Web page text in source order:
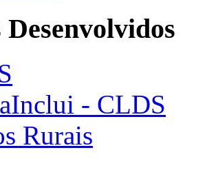
- CLDS
Rurais